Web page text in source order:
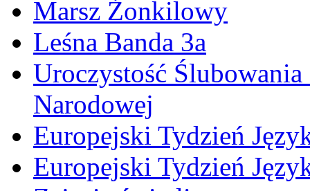
Marsz Żonkilowy
Leśna Banda 3a
Uroczystość
Narodowej
Europejski Tydzień
Europejski Tydzień